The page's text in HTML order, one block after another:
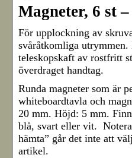
Magneter, 6 st
För upplockning av
svåråtkomliga
teleskopskaft av rostfritt
överdraget handtag.
Runda magneter som är
whiteboardtavla och
20 mm. Höjd: 5 mm.
blå, svart eller vit.
hämta” går det inte att
artikel.